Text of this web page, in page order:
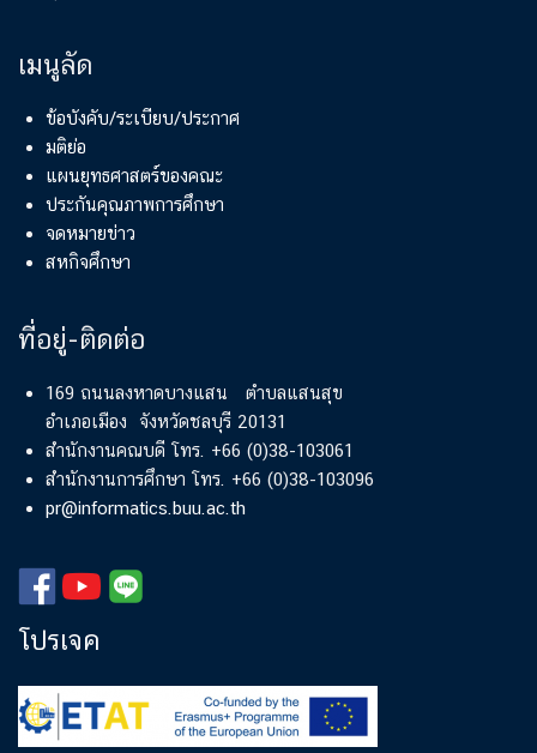
เมนูลัด
ข้อบังคับ/ระเบียบ/ประกาศ
มติย่อ
แผนยุทธศาสตร์ของคณะ
ประกันคุณภาพการศึกษา
จดหมายข่าว
สหกิจศึกษา
ที่อยู่-ติดต่อ
169 ถนนลงหาดบางแสน ตำบลแสนสุข
อำเภอเมือง จังหวัดชลบุรี 20131
สำนักงานคณบดี โทร. +66 (0)38-103061
สำนักงานการศึกษา โทร. +66 (0)38-103096
pr@informatics.buu.ac.th
โปรเจค